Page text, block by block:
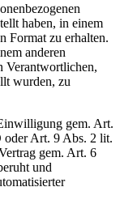
haben, in einem
Format zu erhalten.
anderen
Verantwortlichen,
wurden, zu
gem. Art.
Art. 9 Abs. 2 lit.
gem. Art. 6
und